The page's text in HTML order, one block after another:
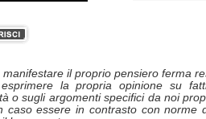
manifestare il proprio pensiero ferma
la propria opinione su
o sugli argomenti specifici da noi
caso essere in contrasto con norme